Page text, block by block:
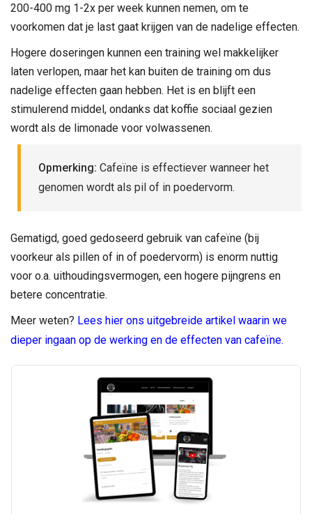
200-400 mg 1-2x per week kunnen nemen, om te
voorkomen dat je last gaat krijgen van de nadelige effecten.
Hogere doseringen kunnen een training wel makkelijker
laten verlopen, maar het kan buiten de training om dus
nadelige effecten gaan hebben. Het is en blijft een
stimulerend middel, ondanks dat koffie sociaal gezien
wordt als de limonade voor volwassenen.
Opmerking: Cafeïne is effectiever wanneer het
genomen wordt als pil of in poedervorm.
Gematigd, goed gedoseerd gebruik van cafeïne (bij
voorkeur als pillen of in of poedervorm) is enorm nuttig
voor o.a. uithoudingsvermogen, een hogere pijngrens en
betere concentratie.
Meer weten? Lees hier ons uitgebreide artikel waarin we
dieper ingaan op de werking en de effecten van cafeïne.